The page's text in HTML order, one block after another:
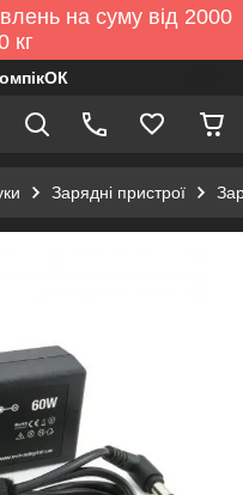
на суму від 2000
кг
Зарядні пристрої